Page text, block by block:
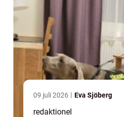
09 juli 2026 Eva Sjöberg
redaktionel